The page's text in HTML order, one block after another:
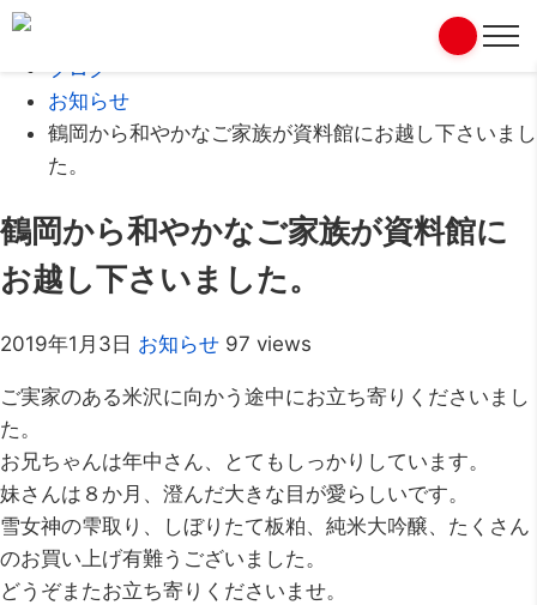
ブログ
お知らせ
鶴岡から和やかなご家族が資料館にお越し下さいまし
た。
鶴岡から和やかなご家族が資料館に
お越し下さいました。
2019年1月3日 お知らせ 97 views
ご実家のある米沢に向かう途中にお立ち寄りくださいまし
た。
お兄ちゃんは年中さん、とてもしっかりしています。
妹さんは８か月、澄んだ大きな目が愛らしいです。
雪女神の雫取り、しぼりたて板粕、純米大吟醸、たくさん
のお買い上げ有難うございました。
どうぞまたお立ち寄りくださいませ。